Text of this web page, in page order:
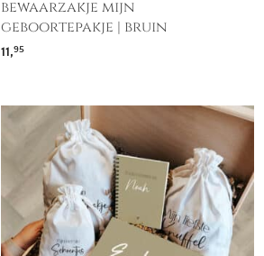
bewaarzakje mijn
geboortepakje | bruin
11,95